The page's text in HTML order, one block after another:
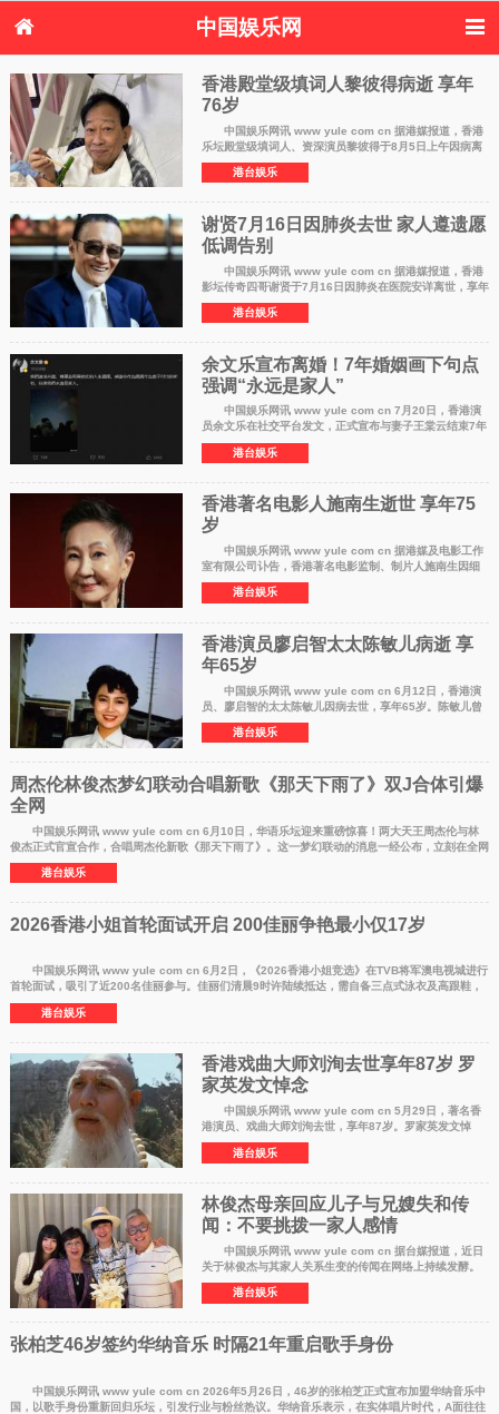
中国娱乐网
首页 新闻 女性
内地娱乐
港台娱乐
日本娱乐
体育花边
音乐新闻 影视新闻
内地明星八卦
港台明星八卦
日本韩国明星
八卦
欧美明星八卦
香港殿堂级填词人黎彼得病逝 享年
76岁​
中国娱乐网讯 www yule com cn 据港媒报道，香港
乐坛殿堂级填词人、资深演员黎彼得于8月5日上午因病离
世，终年76岁。好友钟志光透露，黎彼得今年3月中风后便
卧床休养，身体机能持续衰退，最
港台娱乐
谢贤7月16日因肺炎去世 家人遵遗愿
低调告别
中国娱乐网讯 www yule com cn 据港媒报道，香港
影坛传奇四哥谢贤于7月16日因肺炎在医院安详离世，享年
89岁。为遵从谢贤生前要求低调处理身后事的遗愿，家人
决定以院出形式办理告别，即遗体
港台娱乐
余文乐宣布离婚！7年婚姻画下句点
强调“永远是家人”
中国娱乐网讯 www yule com cn 7月20日，香港演
员余文乐在社交平台发文，正式宣布与妻子王棠云结束7年
婚姻。他写道：我们达成共识，尊重并祝福彼此的人生选
择。感谢你作为妈妈作为妻子付出的
港台娱乐
香港著名电影人施南生逝世 享年75
岁
中国娱乐网讯 www yule com cn 据港媒及电影工作
室有限公司讣告，香港著名电影监制、制片人施南生因细
菌感染引发多重器官衰竭，于7月13日晚20时51分在香港
养和医院安详离世，享年75岁。
港台娱乐
香港演员廖启智太太陈敏儿病逝 享
年65岁
中国娱乐网讯 www yule com cn 6月12日，香港演
员、廖启智的太太陈敏儿因病去世，享年65岁。陈敏儿曾
出演过《男儿本色》等影视作品，是香港演艺圈资深演
员。廖启智于2021年因胃癌去世，享年6
港台娱乐
周杰伦林俊杰梦幻联动合唱新歌《那天下雨了》双J合体引爆
全网
中国娱乐网讯 www yule com cn 6月10日，华语乐坛迎来重磅惊喜！两大天王周杰伦与林
俊杰正式官宣合作，合唱周杰伦新歌《那天下雨了》。这一梦幻联动的消息一经公布，立刻在全网
引发热烈讨论
港台娱乐
2026香港小姐首轮面试开启 200佳丽争艳最小仅17岁
中国娱乐网讯 www yule com cn 6月2日，《2026香港小姐竞选》在TVB将军澳电视城进行
首轮面试，吸引了近200名佳丽参与。佳丽们清晨9时许陆续抵达，需自备三点式泳衣及高跟鞋，
先经传媒拍摄再
港台娱乐
香港戏曲大师刘洵去世享年87岁 罗
家英发文悼念
中国娱乐网讯 www yule com cn 5月29日，著名香
港演员、戏曲大师刘洵去世，享年87岁。罗家英发文悼
念，表示自己后半生的艺术成就离不开刘洵的教导，
称："他的离世，京剧老一辈的大师又少了一
港台娱乐
林俊杰母亲回应儿子与兄嫂失和传
闻：不要挑拨一家人感情
中国娱乐网讯 www yule com cn 据台媒报道，近日
关于林俊杰与其家人关系生变的传闻在网络上持续发酵。
有消息称，林俊杰为维护女友七七，与大哥大嫂产生嫌
隙，双方甚至互相取消社交账号关注
港台娱乐
张柏芝46岁签约华纳音乐 时隔21年重启歌手身份
中国娱乐网讯 www yule com cn 2026年5月26日，46岁的张柏芝正式宣布加盟华纳音乐中
国，以歌手身份重新回归乐坛，引发行业与粉丝热议。华纳音乐表示，在实体唱片时代，A面往往